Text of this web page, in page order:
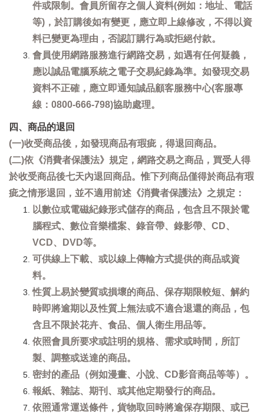
件或限制。會員所留存之個人資料(例如：地址、電話
等)，於訂購後如有變更，應立即上線修改，不得以資
料已變更為理由，否認訂購行為或拒絕付款。
會員使用網路服務進行網路交易，如遇有任何疑義，
應以誠品電腦系統之電子交易紀錄為準。如發現交易
資料不正確，應立即通知誠品顧客服務中心(客服專
線：0800-666-798)協助處理。
四、商品的退回
(一)收受商品後，如發現商品有瑕疵，得退回商品。
(二)依《消費者保護法》規定，網路交易之商品，買受人得
於收受商品後七天內退回商品。惟下列商品僅得於商品有瑕
疵之情形退回，並不適用前述《消費者保護法》之規定：
以數位或電磁紀錄形式儲存的商品，包含且不限於電
腦程式、數位音樂檔案、錄音帶、錄影帶、CD、
VCD、DVD等。
可供線上下載、或以線上傳輸方式提供的商品或資
料。
性質上易於變質或損壞的商品、保存期限較短、解約
時即將逾期以及性質上無法或不適合退還的商品，包
含且不限於花卉、食品、個人衛生用品等。
依照會員所要求或註明的規格、需求或時間，所訂
製、調整或送達的商品。
密封的產品（例如漫畫、小說、CD影音商品等等）。
報紙、雜誌、期刊、或其他定期發行的商品。
依照通常運送條件，貨物取回時將逾保存期限、或已